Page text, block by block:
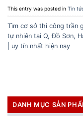
This entry was posted in Tin
Tìm cơ sở thi công trần
tự nhiên tại Q, Đồ Sơn,
| uy tín nhất hiện nay
DANH MỤC SẢN